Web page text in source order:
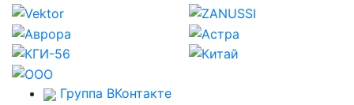
Группа ВКонтакте